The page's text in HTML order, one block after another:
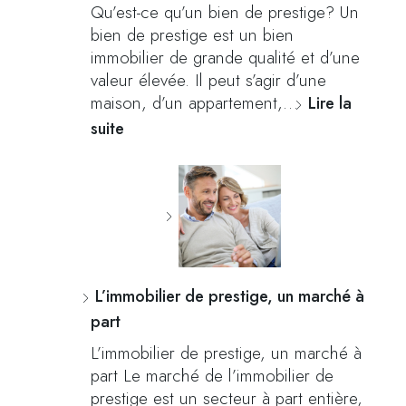
Qu’est-ce qu’un bien de prestige? Un
bien de prestige est un bien
immobilier de grande qualité et d’une
valeur élevée. Il peut s’agir d’une
maison, d’un appartement,… Lire la
suite
L’immobilier de prestige, un marché à
part
L’immobilier de prestige, un marché à
part Le marché de l’immobilier de
prestige est un secteur à part entière,